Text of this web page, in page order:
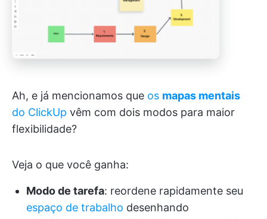
Ah, e já mencionamos que os mapas mentais
do ClickUp vêm com dois modos para maior
flexibilidade?
Veja o que você ganha:
Modo de tarefa: reordene rapidamente seu
espaço de trabalho desenhando